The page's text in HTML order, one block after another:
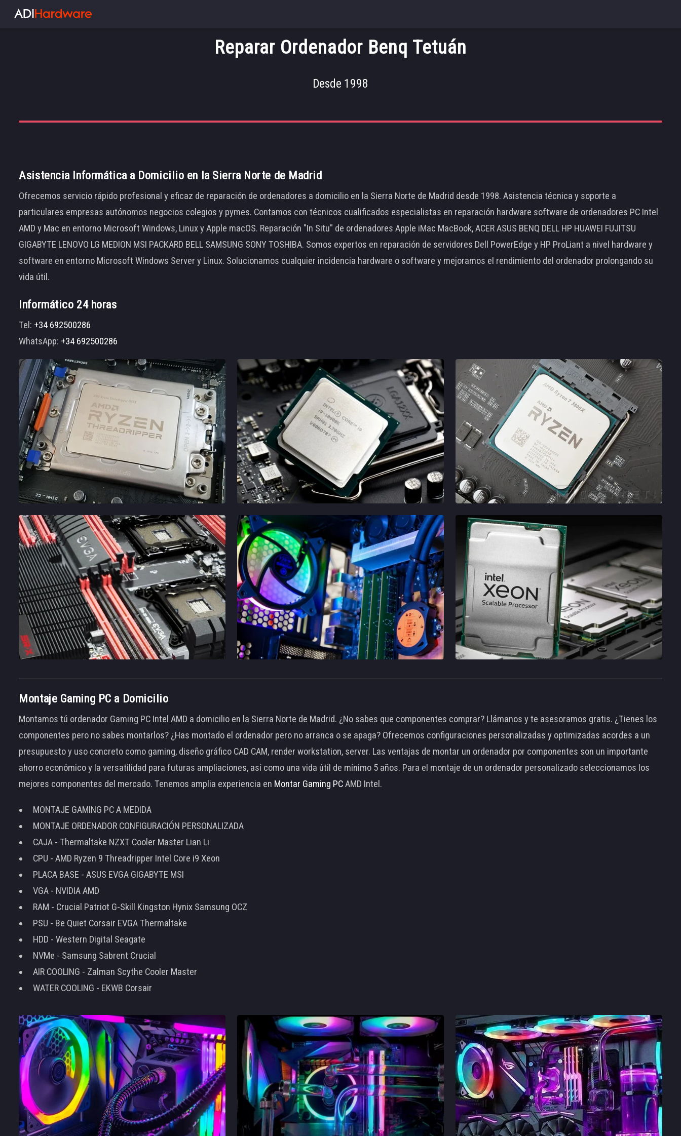
Reparar Ordenador Benq Tetuán
Desde 1998
Asistencia Informática a Domicilio en la Sierra Norte de Madrid
Ofrecemos servicio rápido profesional y eficaz de reparación de ordenadores a domicilio en la Sierra Norte de Madrid desde 1998. Asistencia técnica y soporte a
particulares empresas autónomos negocios colegios y pymes. Contamos con técnicos cualificados especialistas en reparación hardware software de ordenadores PC Intel
AMD y Mac en entorno Microsoft Windows, Linux y Apple macOS. Reparación "In Situ" de ordenadores Apple iMac MacBook, ACER ASUS BENQ DELL HP HUAWEI FUJITSU
GIGABYTE LENOVO LG MEDION MSI PACKARD BELL SAMSUNG SONY TOSHIBA. Somos expertos en reparación de servidores Dell PowerEdge y HP ProLiant a nivel hardware y
software en entorno Microsoft Windows Server y Linux. Solucionamos cualquier incidencia hardware o software y mejoramos el rendimiento del ordenador prolongando su
vida útil.
Informático 24 horas
Tel: +34 692500286
WhatsApp: +34 692500286
Montaje Gaming PC a Domicilio
Montamos tú ordenador Gaming PC Intel AMD a domicilio en la Sierra Norte de Madrid. ¿No sabes que componentes comprar? Llámanos y te asesoramos gratis. ¿Tienes los
componentes pero no sabes montarlos? ¿Has montado el ordenador pero no arranca o se apaga? Ofrecemos configuraciones personalizadas y optimizadas acordes a un
presupuesto y uso concreto como gaming, diseño gráfico CAD CAM, render workstation, server. Las ventajas de montar un ordenador por componentes son un importante
ahorro económico y la versatilidad para futuras ampliaciones, así como una vida útil de mínimo 5 años. Para el montaje de un ordenador personalizado seleccionamos los
mejores componentes del mercado. Tenemos amplia experiencia en Montar Gaming PCAMD Intel.
MONTAJE GAMING PC A MEDIDA
MONTAJE ORDENADOR CONFIGURACIÓN PERSONALIZADA
CAJA - Thermaltake NZXT Cooler Master Lian Li
CPU - AMD Ryzen 9 Threadripper Intel Core i9 Xeon
PLACA BASE - ASUS EVGA GIGABYTE MSI
VGA - NVIDIA AMD
RAM - Crucial Patriot G-Skill Kingston Hynix Samsung OCZ
PSU - Be Quiet Corsair EVGA Thermaltake
HDD - Western Digital Seagate
NVMe - Samsung Sabrent Crucial
AIR COOLING - Zalman Scythe Cooler Master
WATER COOLING - EKWB Corsair